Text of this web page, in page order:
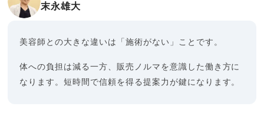
末永雄大
美容師との大きな違いは「施術がない」ことです。
体への負担は減る一方、販売ノルマを意識した働き方に
なります。短時間で信頼を得る提案力が鍵になります。